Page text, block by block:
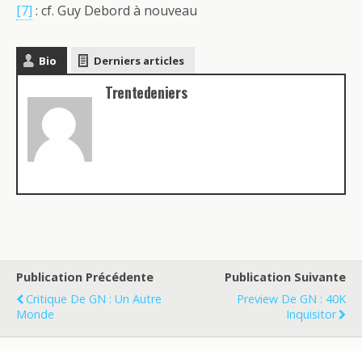
[7] : cf. Guy Debord à nouveau
Bio Derniers articles
Trentedeniers
Publication Précédente
Critique De GN : Un Autre
Monde
Publication Suivante
Preview De GN : 40K
Inquisitor